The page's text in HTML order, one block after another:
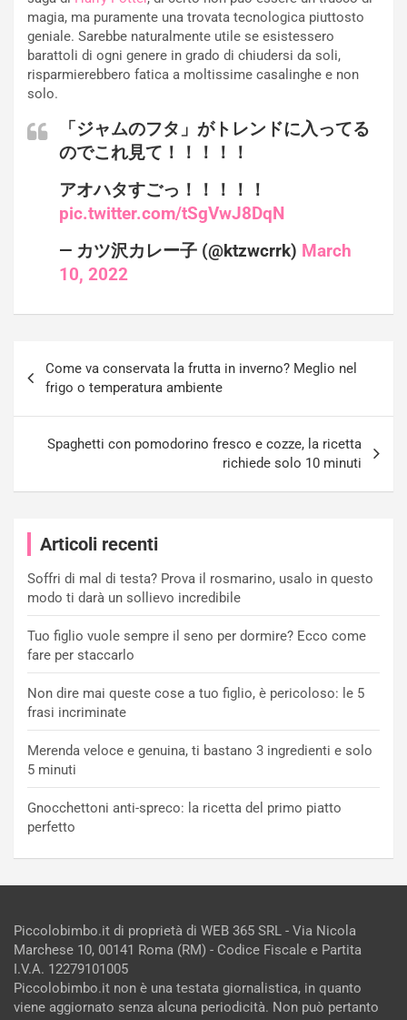
magia, ma puramente una trovata tecnologica piuttosto
geniale. Sarebbe naturalmente utile se esistessero
barattoli di ogni genere in grado di chiudersi da soli,
risparmierebbero fatica a moltissime casalinghe e non
solo.
「ジャムのフタ」がトレンドに入ってる
のでこれ見て！！！！！
アオハタすごっ！！！！！
pic.twitter.com/tSgVwJ8DqN
— カツ沢カレー子 (@ktzwcrrk) March
10, 2022
articoli
Come va conservata la frutta in inverno? Meglio nel
frigo o temperatura ambiente
Spaghetti con pomodorino fresco e cozze, la ricetta
richiede solo 10 minuti
Articoli recenti
Soffri di mal di testa? Prova il rosmarino, usalo in questo
modo ti darà un sollievo incredibile
Tuo figlio vuole sempre il seno per dormire? Ecco come
fare per staccarlo
Non dire mai queste cose a tuo figlio, è pericoloso: le 5
frasi incriminate
Merenda veloce e genuina, ti bastano 3 ingredienti e solo
5 minuti
Gnocchettoni anti-spreco: la ricetta del primo piatto
perfetto
Piccolobimbo.it di proprietà di WEB 365 SRL - Via Nicola
Marchese 10, 00141 Roma (RM) - Codice Fiscale e Partita
I.V.A. 12279101005
Piccolobimbo.it non è una testata giornalistica, in quanto
viene aggiornato senza alcuna periodicità. Non può pertanto